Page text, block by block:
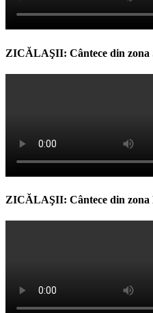
ZICĂLAŞII: Cântece din zona
ZICĂLAŞII: Cântece din zona